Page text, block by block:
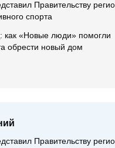
Правительству
спорта
как «Новые люди» помогли
обрести новый дом
Правительству